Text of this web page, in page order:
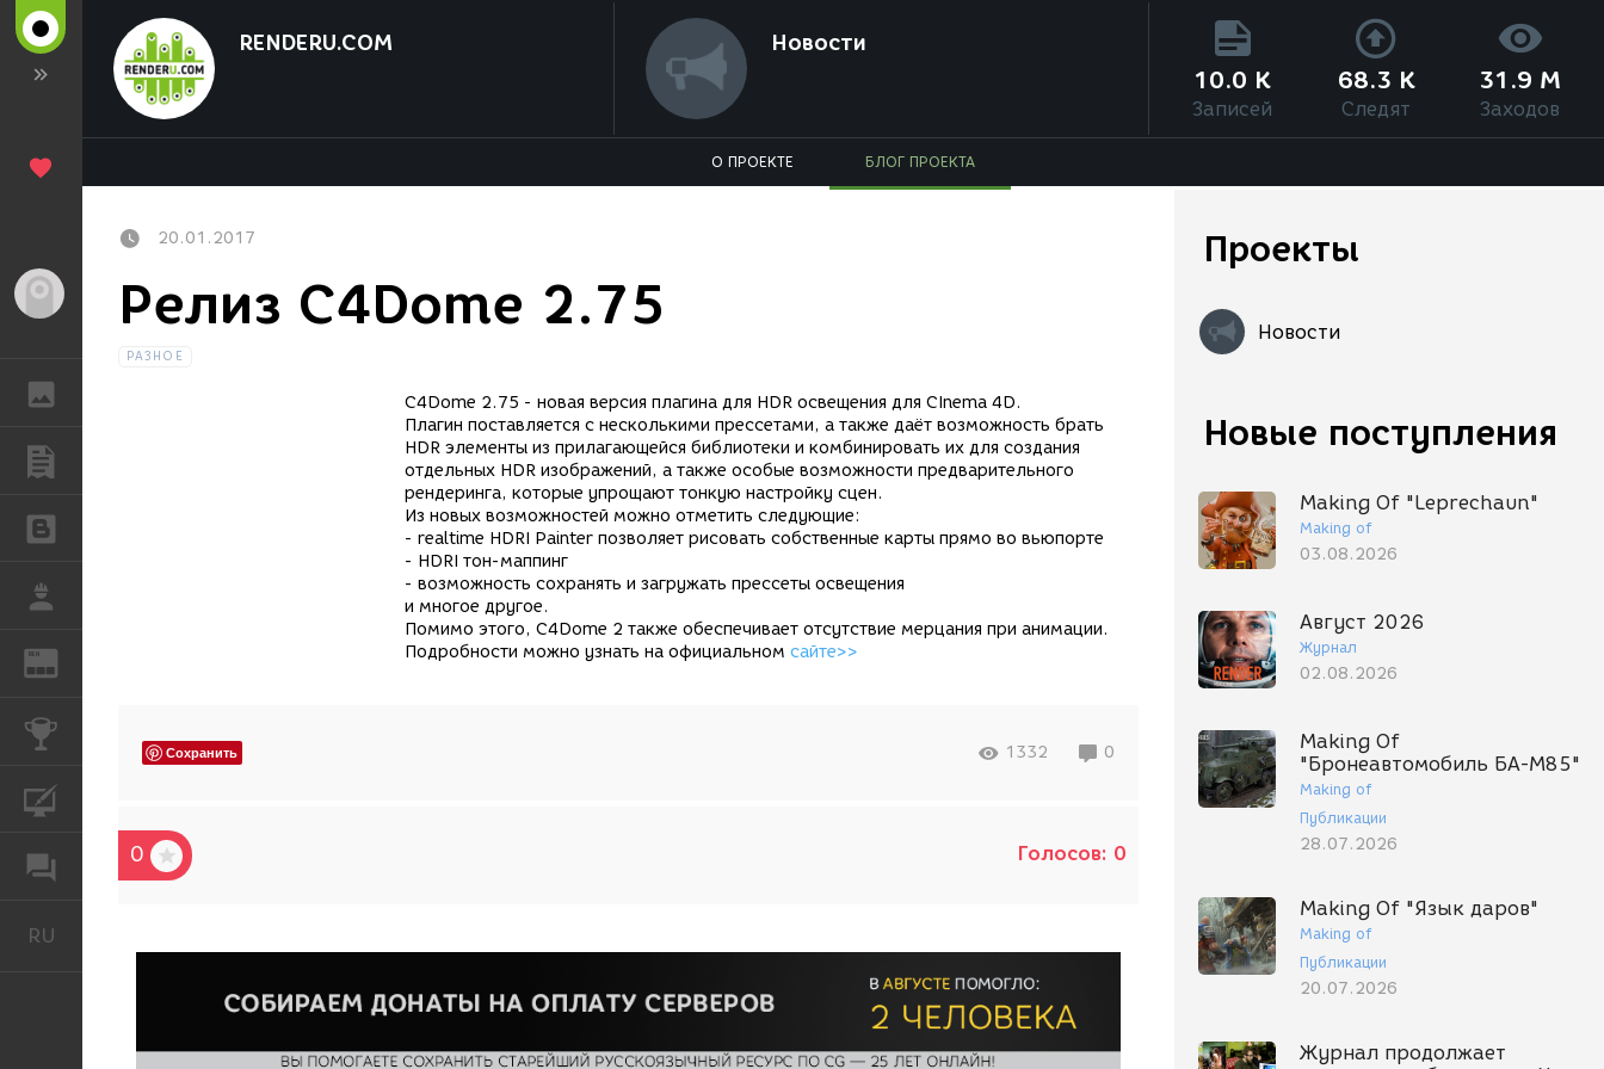
REN
ФОРУМ
RU
RENDERU.COM Новости
10.0 K
Записей
68.3 K
Следят
31.9 M
Заходов
О ПРОЕКТЕ БЛОГ ПРОЕКТА
Проекты
Новости
Новые поступления
Making Of "Leprechaun"
Making of
03.08.2026
Август 2026
Журнал
02.08.2026
Making Of
"Бронеавтомобиль БА-М85"
Making of
Публикации
28.07.2026
Making Of "Язык даров"
Making of
Публикации
20.07.2026
Журнал продолжает
20.01.2017
Релиз C4Dome 2.75
РАЗНОЕ
C4Dome 2.75 - новая версия плагина для HDR освещения для CInema 4D.
Плагин поставляется с несколькими прессетами, а также даёт возможность брать
HDR элементы из прилагающейся библиотеки и комбинировать их для создания
отдельных HDR изображений, а также особые возможности предварительного
рендеринга, которые упрощают тонкую настройку сцен.
Из новых возможностей можно отметить следующие:
- realtime HDRI Painter позволяет рисовать собственные карты прямо во вьюпорте
- HDRI тон-маппинг
- возможность сохранять и загружать прессеты освещения
и многое другое.
Помимо этого, C4Dome 2 также обеспечивает отсутствие мерцания при анимации.
Подробности можно узнать на официальном сайте>>
Сохранить 1332 0
0 Голосов: 0